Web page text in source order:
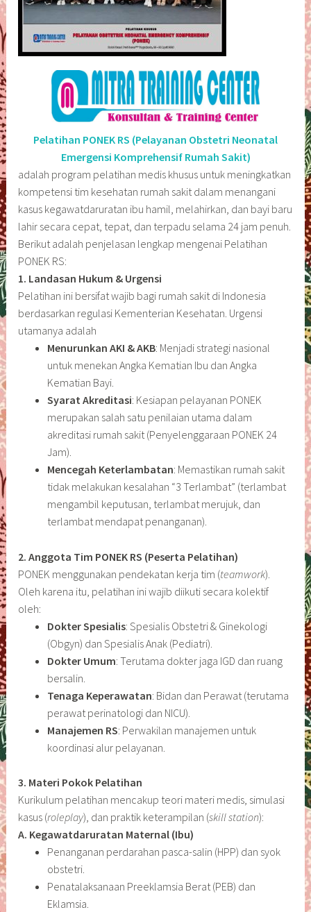
Pelatihan PONEK RS (Pelayanan Obstetri Neonatal
Emergensi Komprehensif Rumah Sakit)
adalah program pelatihan medis khusus untuk meningkatkan
kompetensi tim kesehatan rumah sakit dalam menangani
kasus kegawatdaruratan ibu hamil, melahirkan, dan bayi baru
lahir secara cepat, tepat, dan terpadu selama 24 jam penuh.
Berikut adalah penjelasan lengkap mengenai Pelatihan
PONEK RS:
1. Landasan Hukum & Urgensi
Pelatihan ini bersifat wajib bagi rumah sakit di Indonesia
berdasarkan regulasi Kementerian Kesehatan. Urgensi
utamanya adalah
Menurunkan AKI & AKB: Menjadi strategi nasional
untuk menekan Angka Kematian Ibu dan Angka
Kematian Bayi.
Syarat Akreditasi: Kesiapan pelayanan PONEK
merupakan salah satu penilaian utama dalam
akreditasi rumah sakit (Penyelenggaraan PONEK 24
Jam).
Mencegah Keterlambatan: Memastikan rumah sakit
tidak melakukan kesalahan “3 Terlambat” (terlambat
mengambil keputusan, terlambat merujuk, dan
terlambat mendapat penanganan).
2. Anggota Tim PONEK RS (Peserta Pelatihan)
PONEK menggunakan pendekatan kerja tim (teamwork).
Oleh karena itu, pelatihan ini wajib diikuti secara kolektif
oleh:
Dokter Spesialis: Spesialis Obstetri & Ginekologi
(Obgyn) dan Spesialis Anak (Pediatri).
Dokter Umum: Terutama dokter jaga IGD dan ruang
bersalin.
Tenaga Keperawatan: Bidan dan Perawat (terutama
perawat perinatologi dan NICU).
Manajemen RS: Perwakilan manajemen untuk
koordinasi alur pelayanan.
3. Materi Pokok Pelatihan
Kurikulum pelatihan mencakup teori materi medis, simulasi
kasus (roleplay), dan praktik keterampilan (skill station):
A. Kegawatdaruratan Maternal (Ibu)
Penanganan perdarahan pasca-salin (HPP) dan syok
obstetri.
Penatalaksanaan Preeklamsia Berat (PEB) dan
Eklamsia.